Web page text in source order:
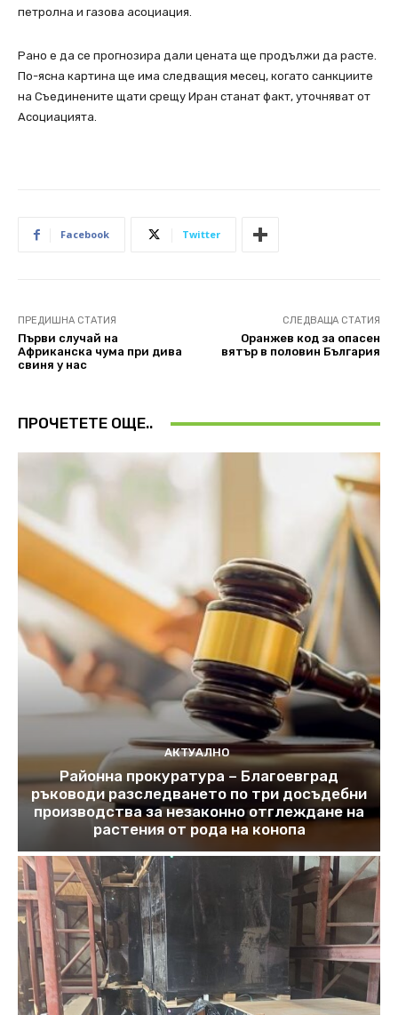
петролна и газова асоциация.
Рано е да се прогнозира дали цената ще продължи да расте.
По-ясна картина ще има следващия месец, когато санкциите
на Съединените щати срещу Иран станат факт, уточняват от
Асоциацията.
Facebook Twitter
ПРЕДИШНА СТАТИЯ
Първи случай на
Африканска чума при дива
свиня у нас
СЛЕДВАЩА СТАТИЯ
Оранжев код за опасен
вятър в половин България
ПРОЧЕТЕТЕ ОЩЕ..
АКТУАЛНО
Районна прокуратура – Благоевград
ръководи разследването по три досъдебни
производства за незаконно отглеждане на
растения от рода на конопа